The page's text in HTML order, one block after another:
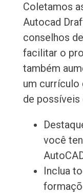
Coletamos
Autocad
conselhos
facilitar o
também
um currículo
de possíveis
você
Inclua